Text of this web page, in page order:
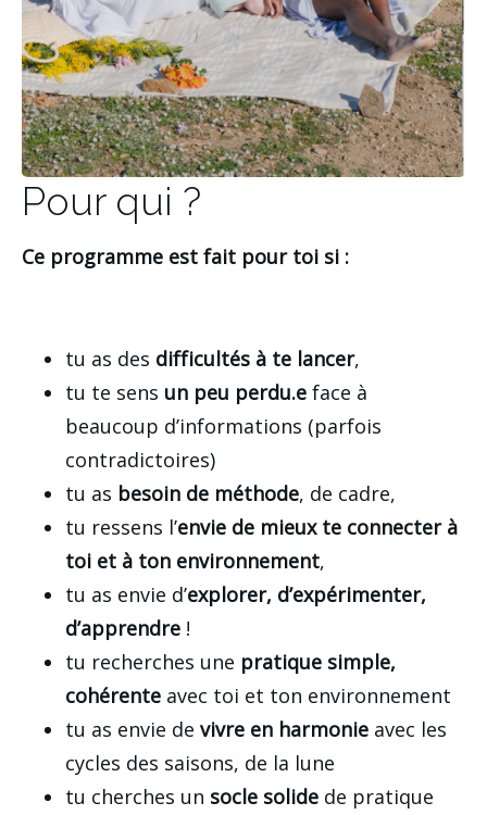
Pour qui ?
Ce programme est fait pour toi si :
tu as des difficultés à te lancer,
tu te sens un peu perdu.e face à
beaucoup d’informations (parfois
contradictoires)
tu as besoin de méthode, de cadre,
tu ressens l’envie de mieux te connecter à
toi et à ton environnement,
tu as envie d’explorer, d’expérimenter,
d’apprendre !
tu recherches une pratique simple,
cohérente avec toi et ton environnement
tu as envie de vivre en harmonie avec les
cycles des saisons, de la lune
tu cherches un socle solide de pratique